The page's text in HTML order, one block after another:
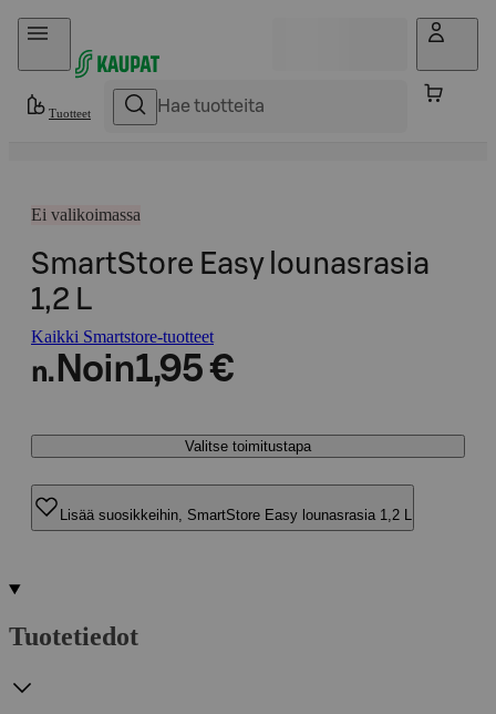
Hyppää sisältöön
Tuotteet
Ei valikoimassa
SmartStore Easy lounasrasia
1,2 L
Kaikki Smartstore-tuotteet
n. Noin1,95 €
Valitse toimitustapa
Lisää suosikkeihin, SmartStore Easy lounasrasia 1,2 L
Tuotetiedot